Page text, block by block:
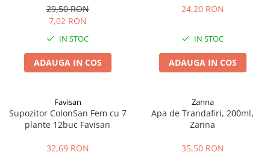
29,50 RON
7,02 RON
IN STOC
ADAUGA IN COS
24,20 RON
IN STOC
ADAUGA IN COS
Favisan
Supozitor ColonSan Fem cu 7
plante 12buc Favisan
32,69 RON
Zanna
Apa de Trandafiri, 200ml,
Zanna
35,50 RON